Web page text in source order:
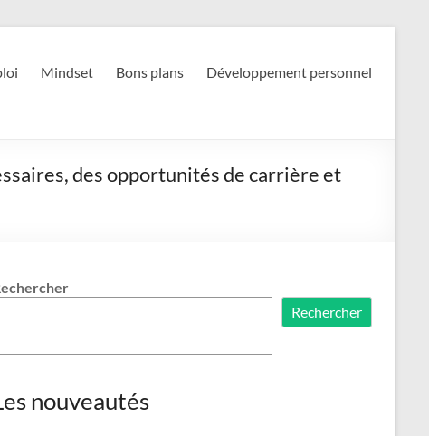
Mindset Bons plans Développement personnel
des opportunités de carrière et
Rechercher
nouveautés